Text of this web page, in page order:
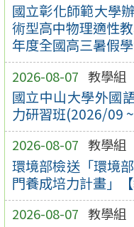
國立彰化師範大學
術型高中物理適性
年度全國高三暑假
2026-08-07 教學組
國立中山大學外國
力研習班(2026/09
2026-08-07 教學組
環境部檢送「環境
門養成培力計畫」
2026-08-07 教學組